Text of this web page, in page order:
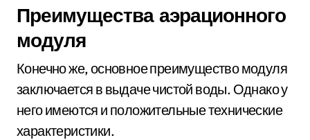
Преимущества аэрационного
модуля
Конечно же, основное преимущество модуля
заключается в выдаче чистой воды. Однако у
него имеются и положительные технические
характеристики.